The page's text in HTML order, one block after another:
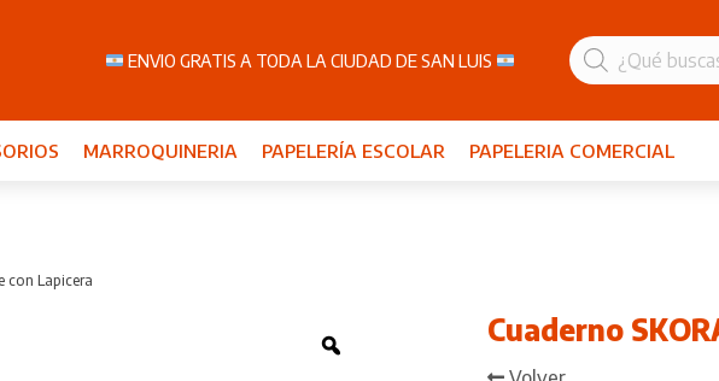
Búsqueda
de
productos
ENVIO GRATIS A TODA LA CIUDAD DE SAN LUIS
MARROQUINERIA PAPELERÍA ESCOLAR PAPELERIA COMERCIAL
con Lapicera
Cuaderno